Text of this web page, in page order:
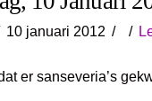
10 januari 2012
er sanseveria’s